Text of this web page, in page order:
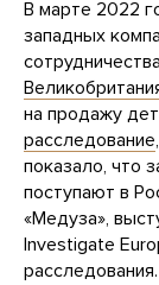
В марте 2022
западных
на продажу
расследование
показало, что
поступают в
«Медуза»,
Investigate
расследования.